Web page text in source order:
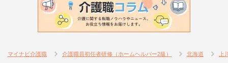
マイナビ介護職 介護職員初任者研修（ホームヘルパー2級） 北海道 上